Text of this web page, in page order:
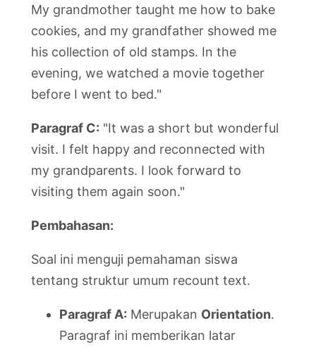
My grandmother taught me how to bake
cookies, and my grandfather showed me
his collection of old stamps. In the
evening, we watched a movie together
before I went to bed."
Paragraf C: "It was a short but wonderful
visit. I felt happy and reconnected with
my grandparents. I look forward to
visiting them again soon."
Pembahasan:
Soal ini menguji pemahaman siswa
tentang struktur umum recount text.
Paragraf A: Merupakan Orientation.
Paragraf ini memberikan latar